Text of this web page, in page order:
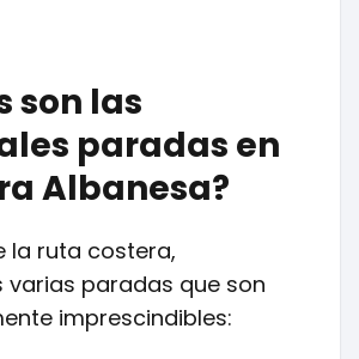
son las
paradas en
Albanesa?
la ruta costera,
varias paradas que son
imprescindibles: